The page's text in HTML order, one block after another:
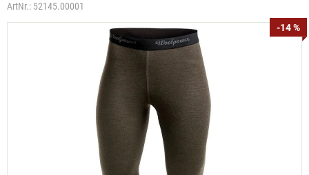
ArtNr.: 52145.00001
Bildergalerie überspringen -14 %